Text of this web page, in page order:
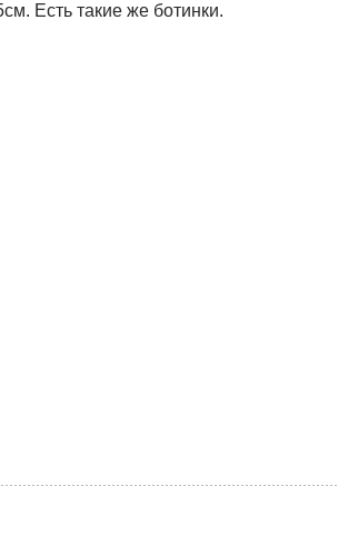
Есть такие же ботинки.